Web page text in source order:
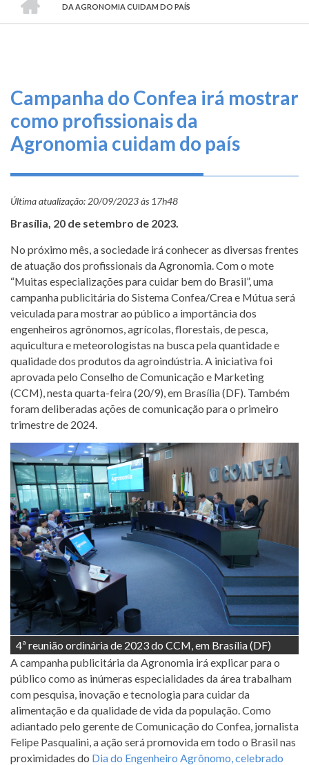
O
que
Informe-
se
Conosco
e
Prestação
de
Contas
TRILHA
DE
DA AGRONOMIA CUIDAM DO PAÍS
Campanha do Confea irá mostrar
como profissionais da
Agronomia cuidam do país
Última atualização: 20/09/2023 às 17h48
Brasília, 20 de setembro de 2023.
No próximo mês, a sociedade irá conhecer as diversas frentes
de atuação dos profissionais da Agronomia. Com o mote
“Muitas especializações para cuidar bem do Brasil”, uma
campanha publicitária do Sistema Confea/Crea e Mútua será
veiculada para mostrar ao público a importância dos
engenheiros agrônomos, agrícolas, florestais, de pesca,
aquicultura e meteorologistas na busca pela quantidade e
qualidade dos produtos da agroindústria. A iniciativa foi
aprovada pelo Conselho de Comunicação e Marketing
(CCM), nesta quarta-feira (20/9), em Brasília (DF). Também
foram deliberadas ações de comunicação para o primeiro
trimestre de 2024.
4ª reunião ordinária de 2023 do CCM, em Brasília (DF)
A campanha publicitária da Agronomia irá explicar para o
público como as inúmeras especialidades da área trabalham
com pesquisa, inovação e tecnologia para cuidar da
alimentação e da qualidade de vida da população. Como
adiantado pelo gerente de Comunicação do Confea, jornalista
Felipe Pasqualini, a ação será promovida em todo o Brasil nas
proximidades do Dia do Engenheiro Agrônomo, celebrado